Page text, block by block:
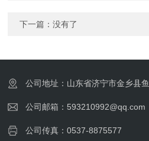
下一篇：没有了
公司地址：山东省济宁市金乡县
公司邮箱：593210992@qq.com
公司传真：0537-8875577